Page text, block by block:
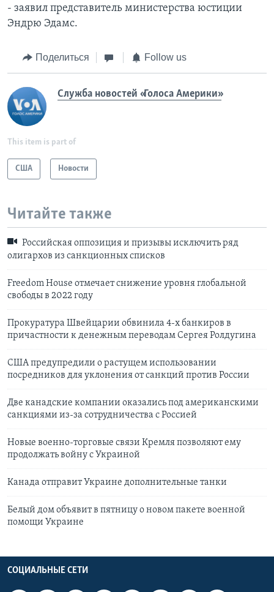
- заявил представитель министерства юстиции
Эндрю Эдамс.
Поделиться Follow us
Служба новостей «Голоса Америки»
This item is part of
США Новости
Читайте также
Российская оппозиция и призывы исключить ряд
олигархов из санкционных списков
Freedom House отмечает снижение уровня глобальной
свободы в 2022 году
Прокуратура Швейцарии обвинила 4-х банкиров в
причастности к денежным переводам Сергея Ролдугина
США предупредили о растущем использовании
посредников для уклонения от санкций против России
Две канадские компании оказались под американскими
санкциями из-за сотрудничества с Россией
Новые военно-торговые связи Кремля позволяют ему
продолжать войну с Украиной
Канада отправит Украине дополнительные танки
Белый дом объявит в пятницу о новом пакете военной
помощи Украине
СОЦИАЛЬНЫЕ СЕТИ